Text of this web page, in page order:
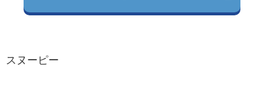
スヌーピー